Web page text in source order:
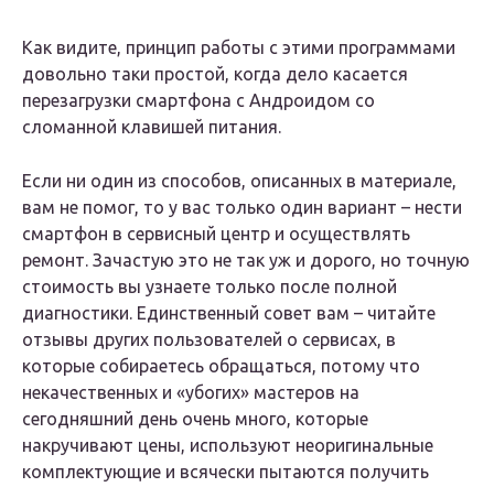
Как видите, принцип работы с этими программами
довольно таки простой, когда дело касается
перезагрузки смартфона с Андроидом со
сломанной клавишей питания.
Если ни один из способов, описанных в материале,
вам не помог, то у вас только один вариант – нести
смартфон в сервисный центр и осуществлять
ремонт. Зачастую это не так уж и дорого, но точную
стоимость вы узнаете только после полной
диагностики. Единственный совет вам – читайте
отзывы других пользователей о сервисах, в
которые собираетесь обращаться, потому что
некачественных и «убогих» мастеров на
сегодняшний день очень много, которые
накручивают цены, используют неоригинальные
комплектующие и всячески пытаются получить